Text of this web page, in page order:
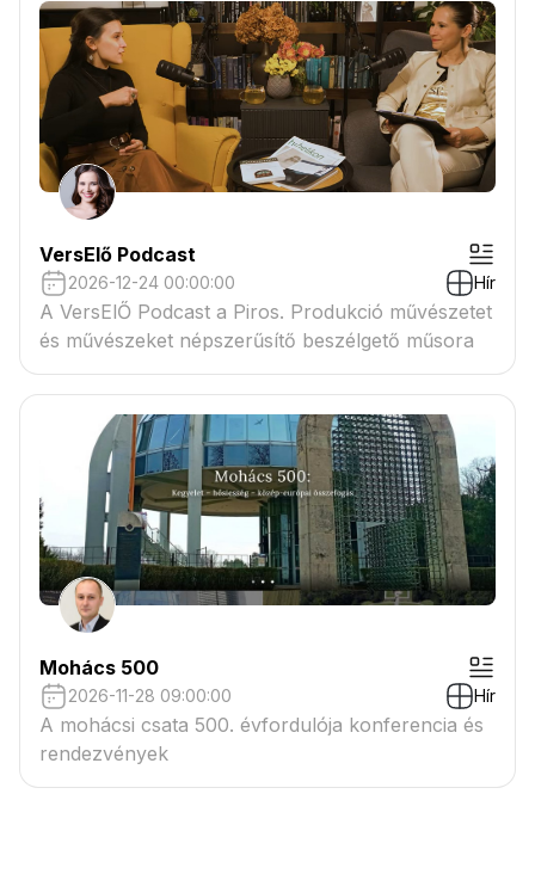
VersElő Podcast
2026-12-24 00:00:00 Hír
A VersElŐ Podcast a Piros. Produkció művészetet
és művészeket népszerűsítő beszélgető műsora
Mohács 500
2026-11-28 09:00:00 Hír
A mohácsi csata 500. évfordulója konferencia és
rendezvények